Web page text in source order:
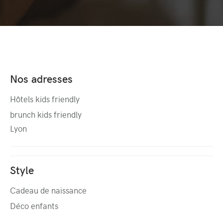
Nos adresses
Hôtels kids friendly
brunch kids friendly
Lyon
Style
Cadeau de naissance
Déco enfants